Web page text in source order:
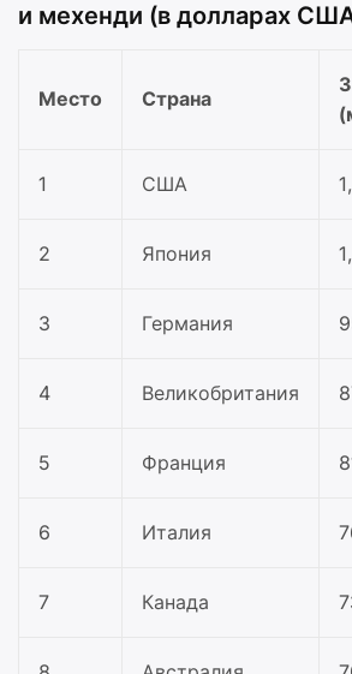
и мехенди (в долларах
Место Страна
1 США
2 Япония
3 Германия
4 Великобритания
5 Франция
6 Италия
7 Канада